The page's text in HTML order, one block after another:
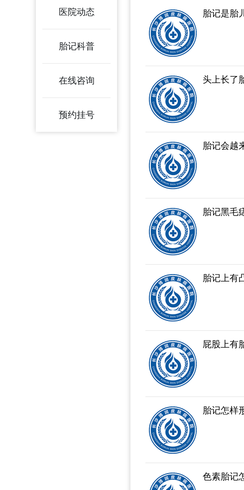
医院动态
胎记科普
在线咨询
预约挂号
胎记是胎
头上长了
胎记会越
胎记黑毛
胎记上有
屁股上有
胎记怎样
色素胎记